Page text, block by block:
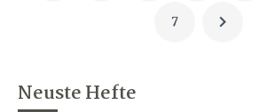
7
Neuste Hefte